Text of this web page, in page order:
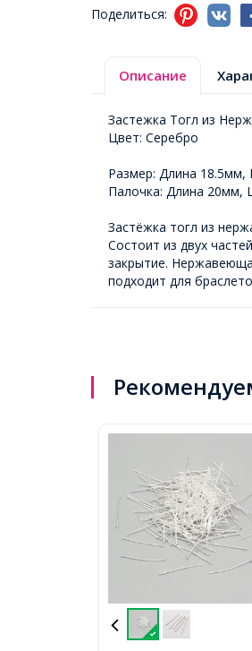
Поделиться:
Описание
Застежка Тогл из
Цвет: Серебро
Размер: Длина
Палочка: Длина
Застёжка тогл из
Состоит из двух
закрытие.
подходит для